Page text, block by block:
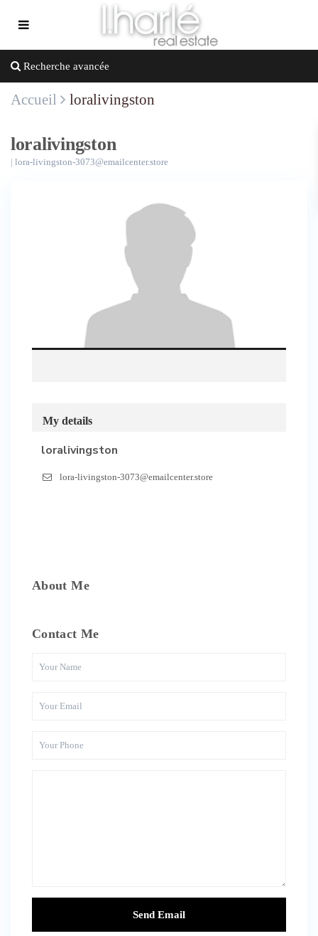
Recherche avancée
Accueil loralivingston
loralivingston
| lora-livingston-3073@emailcenter.store
My details
loralivingston
lora-livingston-3073@emailcenter.store
About Me
Contact Me